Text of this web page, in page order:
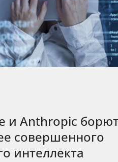
и Anthropic
совершенного
интеллекта